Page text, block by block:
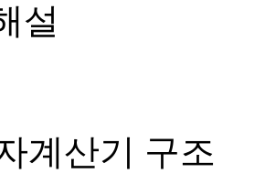
설
계산기 구조